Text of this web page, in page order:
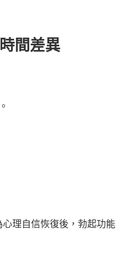
間差異
理自信恢復後，勃起功能